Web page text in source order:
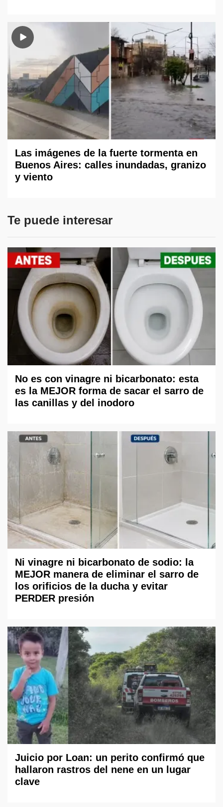
Las imágenes de la fuerte tormenta en
Buenos Aires: calles inundadas, granizo
y viento
Te puede interesar
No es con vinagre ni bicarbonato: esta
es la MEJOR forma de sacar el sarro de
las canillas y del inodoro
Ni vinagre ni bicarbonato de sodio: la
MEJOR manera de eliminar el sarro de
los orificios de la ducha y evitar
PERDER presión
Juicio por Loan: un perito confirmó que
hallaron rastros del nene en un lugar
clave